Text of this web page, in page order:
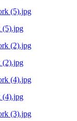
(5).jpg
(2).jpg
(4).jpg